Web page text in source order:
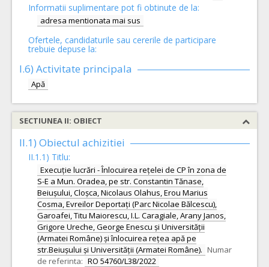
Informatii suplimentare pot fi obtinute de la:
adresa mentionata mai sus
Ofertele, candidaturile sau cererile de participare
trebuie depuse la:
I.6) Activitate principala
Apă
SECTIUNEA II: OBIECT
II.1) Obiectul achizitiei
II.1.1) Titlu:
Execuție lucrări - Înlocuirea rețelei de CP în zona de
S-E a Mun. Oradea, pe str. Constantin Tănase,
Beiușului, Cloșca, Nicolaus Olahus, Erou Marius
Cosma, Evreilor Deportați (Parc Nicolae Bălcescu),
Garoafei, Titu Maiorescu, I.L. Caragiale, Arany Janos,
Grigore Ureche, George Enescu și Universității
(Armatei Române) și înlocuirea rețea apă pe
str.Beiușului și Universității (Armatei Române). Numar
de referinta: RO 54760/L38/2022